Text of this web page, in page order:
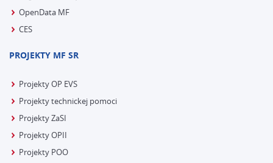
OpenData MF
CES
PROJEKTY MF SR
Projekty OP EVS
Projekty technickej pomoci
Projekty ZaSI
Projekty OPII
Projekty POO